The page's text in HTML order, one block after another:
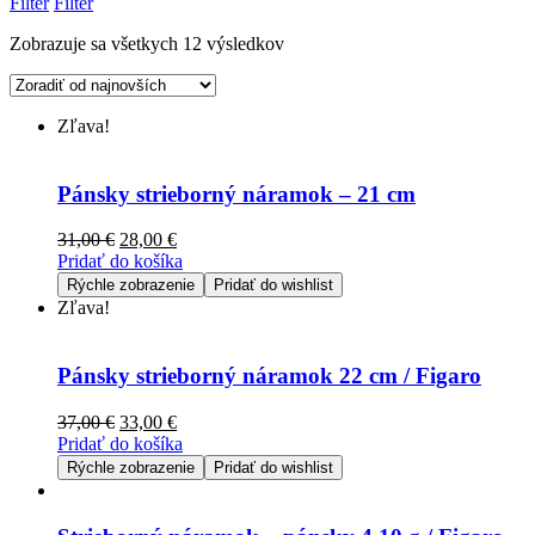
Zobrazuje sa všetkych 12 výsledkov
Zľava!
Pánsky strieborný náramok – 21 cm
31,00€ 28,00 €
Pridať do košíka
Rýchle zobrazenie Pridať do wishlist
Zľava!
Pánsky strieborný náramok 22 cm / Figaro
37,00€ 33,00 €
Pridať do košíka
Rýchle zobrazenie Pridať do wishlist